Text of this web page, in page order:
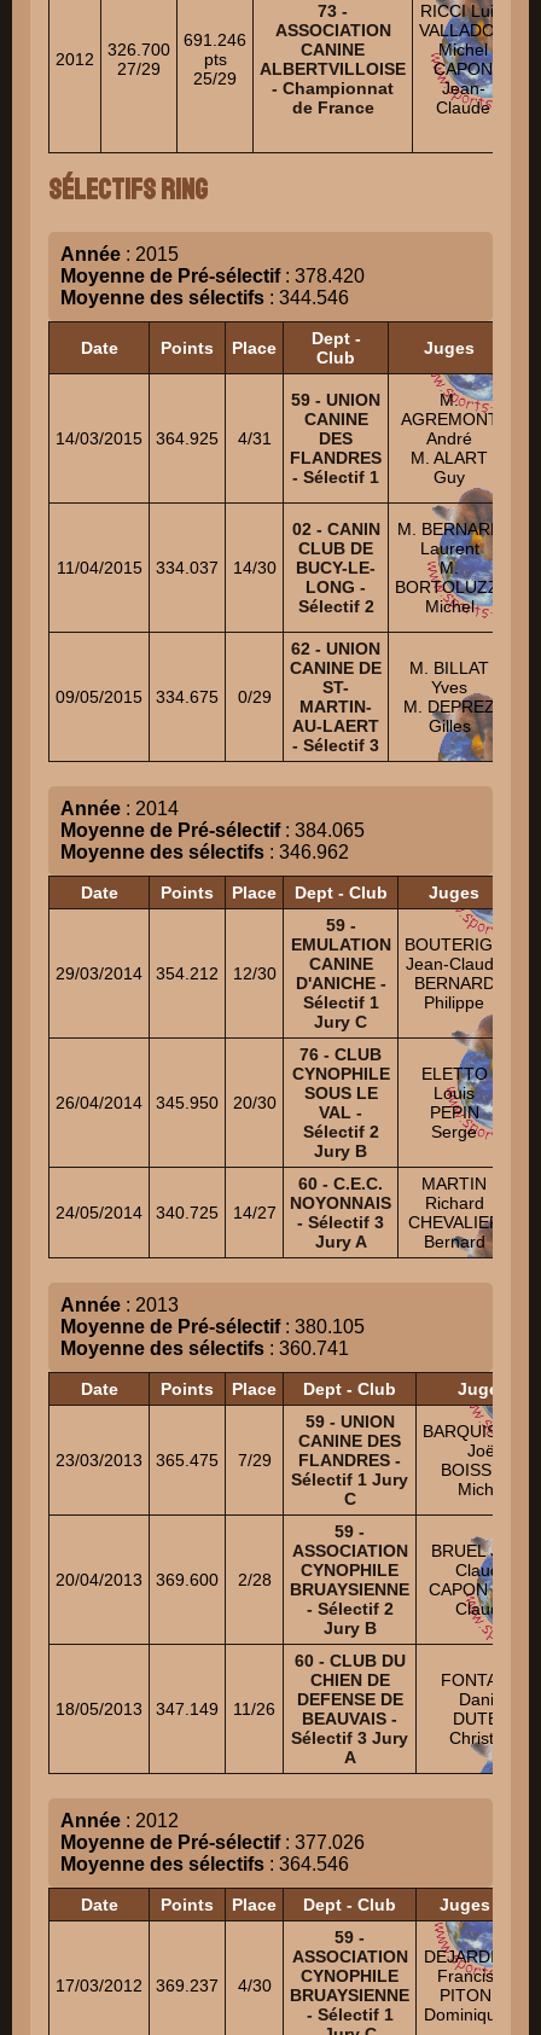
2012
326.700
27/29
691.246
pts
25/29
73 -
ASSOCIATION
CANINE
ALBERTVILLOISE
- Championnat
de France
RICCI Luigi
VALLADON
Michel
CAPON
Jean-
Claude
Sélectifs Ring
Année : 2015
Moyenne de Pré-sélectif: 378.420
Moyenne des sélectifs : 344.546
Date Points Place
Dept -
Club
Juges
14/03/2015 364.925 4/31
59 - UNION
CANINE
DES
FLANDRES
- Sélectif 1
M.
AGREMONT
André
M. ALART
Guy
11/04/2015 334.037 14/30
02 - CANIN
CLUB DE
BUCY-LE-
LONG -
Sélectif 2
M. BERNARD
Laurent
M.
BORTOLUZZI
Michel
09/05/2015 334.675 0/29
62 - UNION
CANINE DE
ST-
MARTIN-
AU-LAERT
- Sélectif 3
M. BILLAT
Yves
M. DEPREZ
Gilles
Année : 2014
Moyenne de Pré-sélectif: 384.065
Moyenne des sélectifs : 346.962
Date Points Place Dept - Club Juges
29/03/2014 354.212 12/30
59 -
EMULATION
CANINE
D'ANICHE -
Sélectif 1
Jury C
BOUTERIGE
Jean-Claude
BERNARD
Philippe
26/04/2014 345.950 20/30
76 - CLUB
CYNOPHILE
SOUS LE
VAL -
Sélectif 2
Jury B
ELETTO
Louis
PEPIN
Serge
24/05/2014 340.725 14/27
60 - C.E.C.
NOYONNAIS
- Sélectif 3
Jury A
MARTIN
Richard
CHEVALIER
Bernard
Année : 2013
Moyenne de Pré-sélectif: 380.105
Moyenne des sélectifs : 360.741
Date Points Place Dept - Club Juges
23/03/2013 365.475 7/29
59 - UNION
CANINE DES
FLANDRES -
Sélectif 1 Jury
C
BARQUISSEAU
Joël
BOISSEAU
Michel
20/04/2013 369.600 2/28
59 -
ASSOCIATION
CYNOPHILE
BRUAYSIENNE
- Sélectif 2
Jury B
BRUEL Jean-
Claude
CAPON Jean-
Claude
18/05/2013 347.149 11/26
60 - CLUB DU
CHIEN DE
DEFENSE DE
BEAUVAIS -
Sélectif 3 Jury
A
FONTAINE
Daniel
DUTEIL
Christian
Année : 2012
Moyenne de Pré-sélectif: 377.026
Moyenne des sélectifs : 364.546
Date Points Place Dept - Club Juges
17/03/2012 369.237 4/30
59 -
ASSOCIATION
CYNOPHILE
BRUAYSIENNE
- Sélectif 1
DEJARDIN
Francis
PITON
Dominique